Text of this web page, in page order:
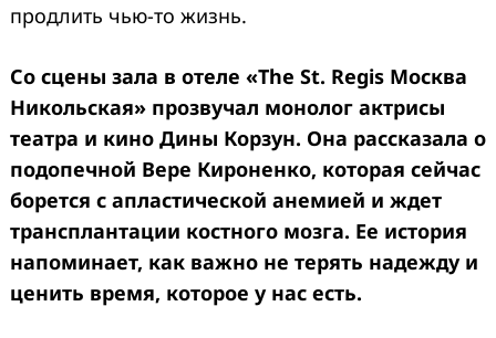
продлить чью-то жизнь.
Со сцены зала в отеле «The St. Regis Москва
Никольская» прозвучал монолог актрисы
театра и кино Дины Корзун. Она рассказала о
подопечной Вере Кироненко, которая сейчас
борется с апластической анемией и ждет
трансплантации костного мозга. Ее история
напоминает, как важно не терять надежду и
ценить время, которое у нас есть.